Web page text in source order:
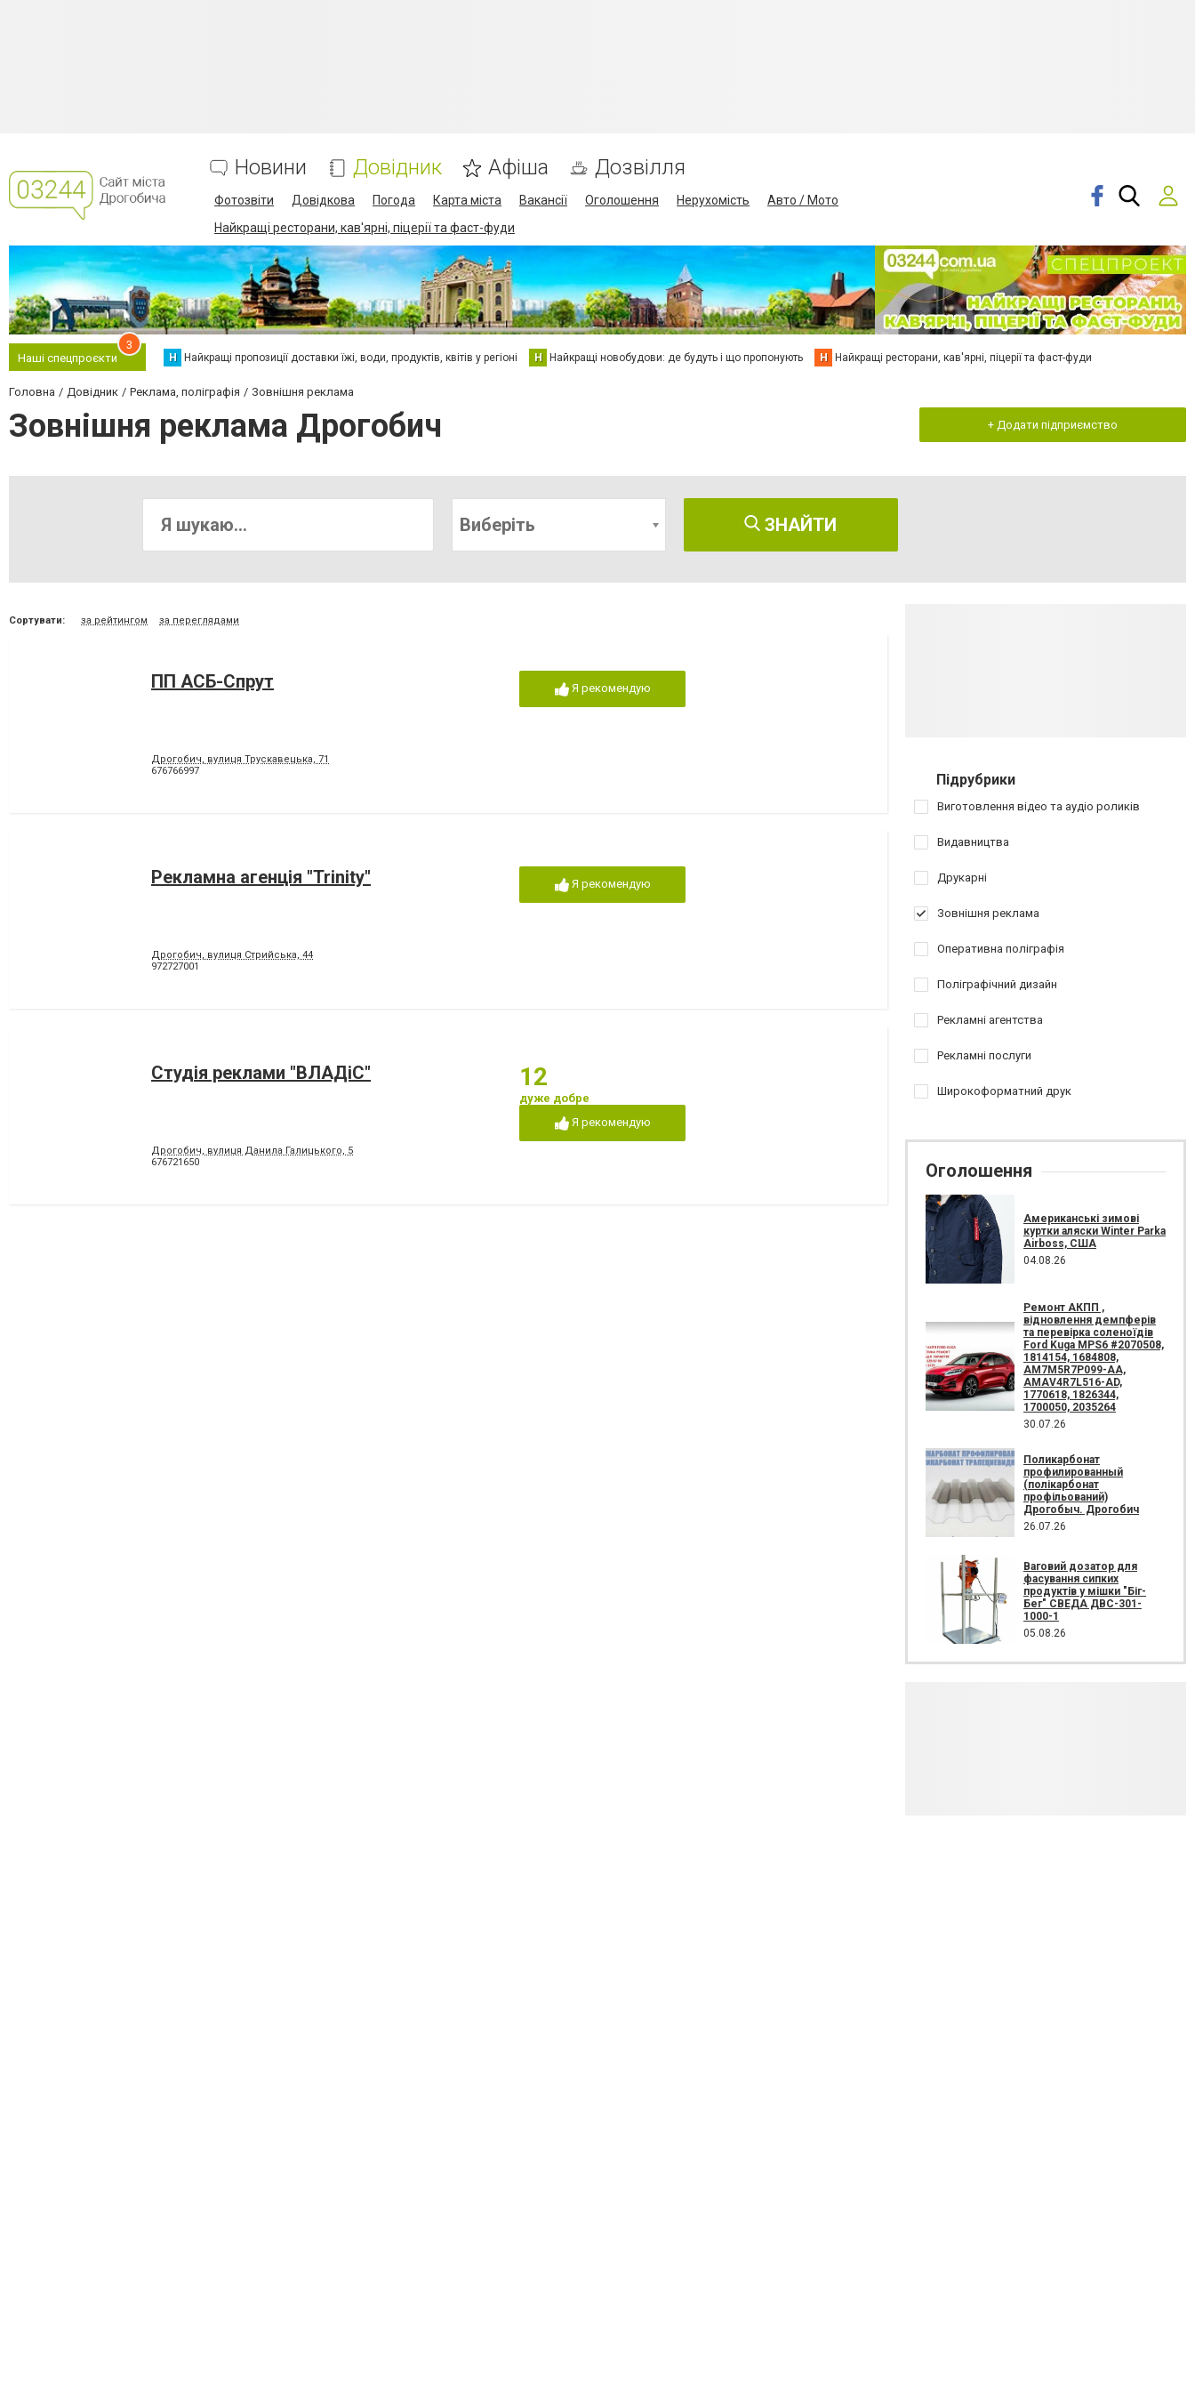
Новини Довідник Афіша Дозвілля
Фотозвіти Довідкова Погода Карта міста Вакансії Оголошення Нерухомість
Авто / Мото
Найкращі ресторани, кав'ярні, піцерії та фаст-фуди
Наші спецпроєкти
3
Н Найкращі пропозиції доставки їжі, води, продуктів, квітів у регіоні Н Найкращі новобудови: де будуть і що пропонують Н Найкращі ресторани, кав'ярні, піцерії та фаст-фуди
Головна Довідник Реклама, поліграфія Зовнішня реклама
Зовнішня реклама Дрогобич + Додати підприємство
Виберіть ЗНАЙТИ
Сортувати: за рейтингом за переглядами
ПП АСБ-Спрут
Дрогобич, вулиця Трускавецька, 71
676766997
Я рекомендую
Рекламна агенція "Trinity"
Дрогобич, вулиця Стрийська, 44
972727001
Я рекомендую
Студія реклами "ВЛАДіС"
Дрогобич, вулиця Данила Галицького, 5
676721650
12
дуже добре
Я рекомендую
Підрубрики
Виготовлення відео та аудіо роликів
Видавництва
Друкарні
Зовнішня реклама
Оперативна поліграфія
Поліграфічний дизайн
Рекламні агентства
Рекламні послуги
Широкоформатний друк
Оголошення
Американські зимові
куртки аляски Winter Parka
Airboss, США
04.08.26
Ремонт АКПП ,
відновлення демпферів
та перевірка соленоїдів
Ford Kuga MPS6 #2070508,
1814154, 1684808,
AM7M5R7P099-AA,
AMAV4R7L516-AD,
1770618, 1826344,
1700050, 2035264
30.07.26
Поликарбонат
профилированный
(полікарбонат
профільований)
Дрогобыч. Дрогобич
26.07.26
Ваговий дозатор для
фасування сипких
продуктів у мішки "Біг-
Бег" СВЕДА ДВС-301-
1000-1
05.08.26